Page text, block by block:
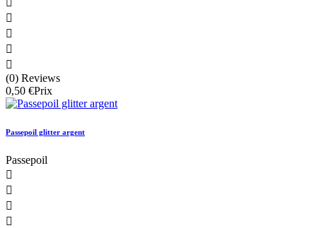




(0) Reviews
0,50 €Prix
Passepoil glitter argent
Passepoil



